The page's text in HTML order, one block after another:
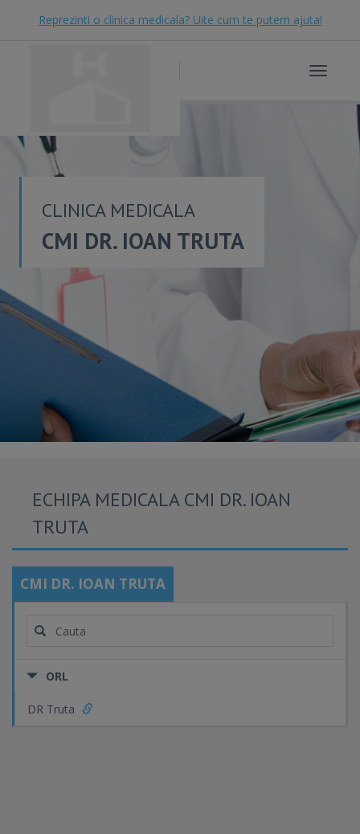
Reprezinti o clinica medicala? Uite cum te putem ajuta!
Toggle
CLINICA MEDICALA
CMI DR. IOAN TRUTA
ECHIPA MEDICALA CMI DR. IOAN
TRUTA
CMI DR. IOAN TRUTA
ORL
DR Truta